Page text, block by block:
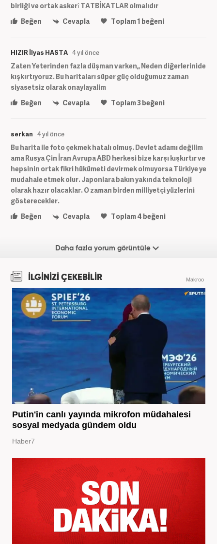
birliği ve ortak askerî TATBİKATLAR olmalıdır
Beğen
Cevapla Toplam1 beğeni
HIZIR İlyas HASTA 4 yıl önce
Zaten Yeterinden fazla düşman varken,, Neden diğerlerinide
kışkırtıyoruz. Bu haritaları süper güç olduğumuz zaman
siyasetsiz olarak onaylayalim
Beğen
Cevapla Toplam3beğeni
serkan 4 yıl önce
Bu harita ile foto çekmek hatalı olmuş. Devlet adamı değilim
ama Rusya Çin İran Avrupa ABD herkesi bize karşı kışkırtır ve
hepsinin ortak fikri hükümeti devirmek olmuyorsa Türkiye ye
mudahale etmek olur. Japonlara bakın yakında teknoloji
olarak hazır olacaklar. O zaman birden milliyetçi yüzlerini
gösterecekler.
Beğen
Cevapla Toplam4 beğeni
Daha fazla yorum görüntüle
İLGİNİZİ ÇEKEBİLİR Makroo
Putin'in canlı yayında mikrofon müdahalesi
sosyal medyada gündem oldu
Haber7